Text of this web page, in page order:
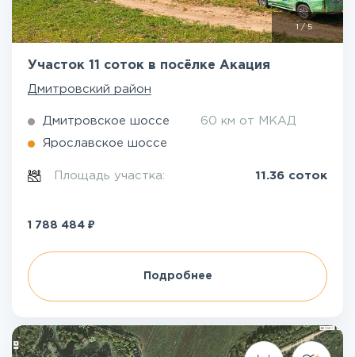
/ 5
Участок 11 соток в посёлке Акация
Дмитровский район
Дмитровское шоссе 60 км от МКАД
Ярославское шоссе
Площадь участка: 11.36 соток
1 788 484 ₽
Подробнее